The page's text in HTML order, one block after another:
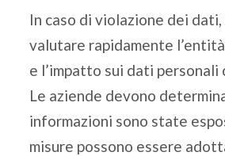
In caso di violazione dei
valutare rapidamente
e l’impatto sui dati personali
Le aziende devono
informazioni sono state
misure possono essere